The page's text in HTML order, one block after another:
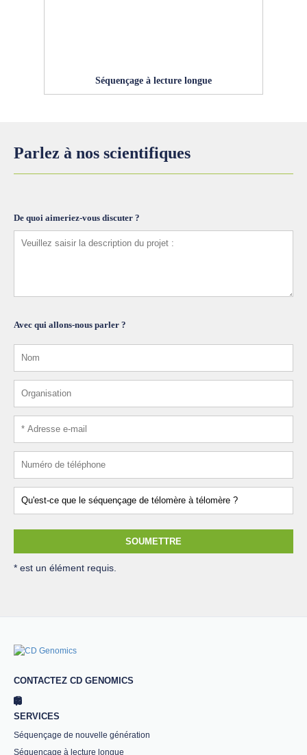
Séquençage à lecture longue
Parlez à nos scientifiques
De quoi aimeriez-vous discuter ?
Avec qui allons-nous parler ?
SOUMETTRE
* est un élément requis.
CONTACTEZ CD GENOMICS
SERVICES
Séquençage de nouvelle génération
Séquençage à lecture longue